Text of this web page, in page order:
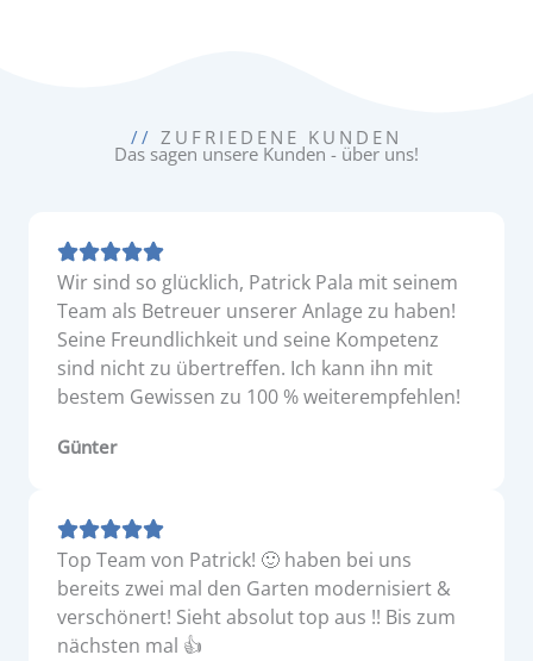
// ZUFRIEDENE KUNDEN
Das sagen unsere Kunden - über uns!
Wir sind so glücklich, Patrick Pala mit seinem
Team als Betreuer unserer Anlage zu haben!
Seine Freundlichkeit und seine Kompetenz
sind nicht zu übertreffen. Ich kann ihn mit
bestem Gewissen zu 100 % weiterempfehlen!
Günter
Top Team von Patrick! 🙂 haben bei uns
bereits zwei mal den Garten modernisiert &
verschönert! Sieht absolut top aus !! Bis zum
nächsten mal 👍